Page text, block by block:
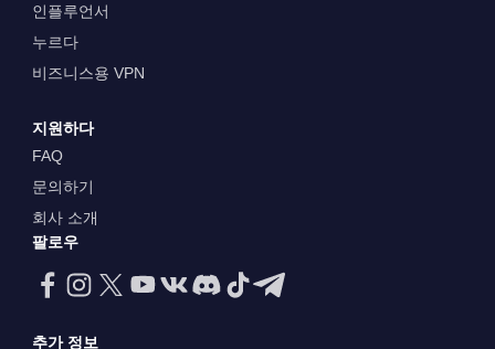
인플루언서
누르다
비즈니스용 VPN
지원하다
FAQ
문의하기
회사 소개
팔로우
추가 정보